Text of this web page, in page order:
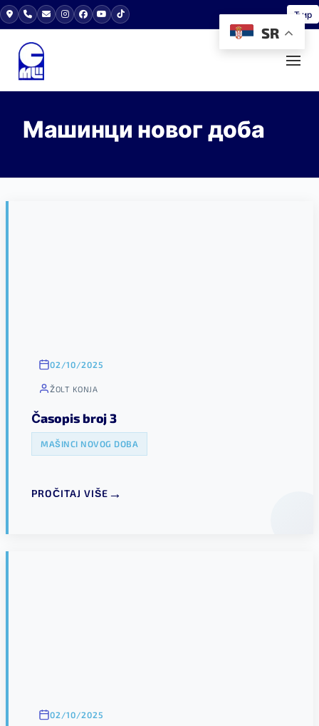
Ћир
Машинци новог доба
02/10/2025
ŽOLT KONJA
Časopis broj 3
MAŠINCI NOVOG DOBA
PROČITAJ VIŠE
02/10/2025
SR